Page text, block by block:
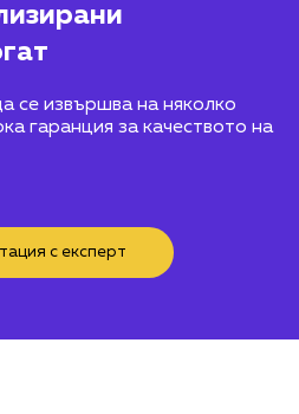
се извършва на няколко
гаранция за качеството на
с експерт